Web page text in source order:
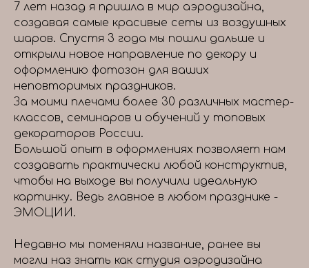
7 лет назад я пришла в мир аэродизайна,
создавая самые красивые сеты из воздушных
шаров. Спустя 3 года мы пошли дальше и
открыли новое направление по декору и
оформлению фотозон для ваших
неповторимых праздников.
За моими плечами более 30 различных мастер-
классов, семинаров и обучений у топовых
декораторов России.
Большой опыт в оформлениях позволяет нам
создавать практически любой конструктив,
чтобы на выходе вы получили идеальную
картинку. Ведь главное в любом празднике -
ЭМОЦИИ.
Недавно мы поменяли название, ранее вы
могли наз знать как студия аэродизайна